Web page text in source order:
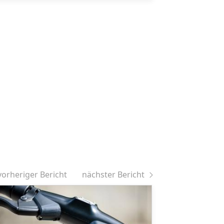
Bericht nächster Bericht